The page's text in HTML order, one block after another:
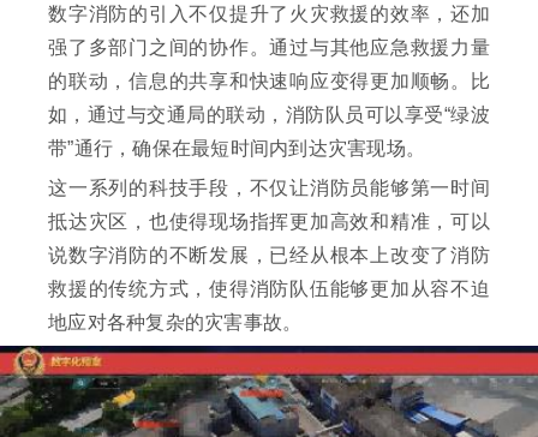
数字消防的引入不仅提升了火灾救援的效率，还加
强了多部门之间的协作。通过与其他应急救援力量
的联动，信息的共享和快速响应变得更加顺畅。比
如，通过与交通局的联动，消防队员可以享受“绿波
带”通行，确保在最短时间内到达灾害现场。
这一系列的科技手段，不仅让消防员能够第一时间
抵达灾区，也使得现场指挥更加高效和精准，可以
说数字消防的不断发展，已经从根本上改变了消防
救援的传统方式，使得消防队伍能够更加从容不迫
地应对各种复杂的灾害事故。